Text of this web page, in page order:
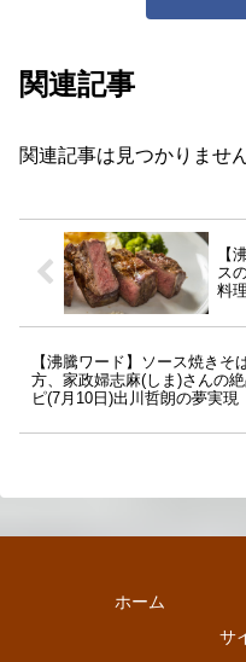
関連記事
関連記事は見つかりませ
【
ス
料
【沸騰ワード】ソース焼きそ
方、家政婦志麻(しま)さんの
ピ(7月10日)出川哲朗の夢実現
ホーム
サ